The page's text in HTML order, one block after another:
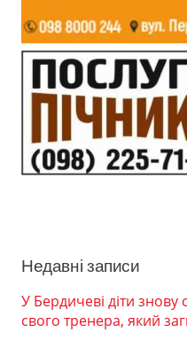
Недавні записи
У Бердичеві діти знову
свого тренера, який